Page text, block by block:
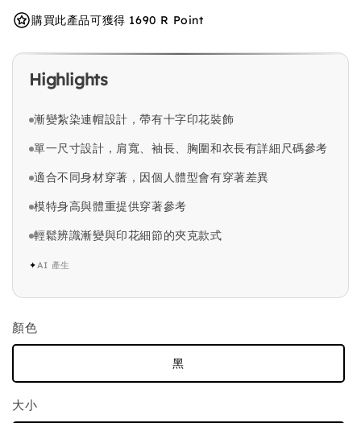
購買此產品可獲得 1690 R Point
Highlights
漸變紮染連帽設計，帶有十字印花裝飾
單一尺寸設計，肩寬、袖長、胸圍和衣長有詳細尺碼參考
適合不同身材穿著，因個人體型會有穿著差異
模特身高與體重提供穿著參考
輕鬆辨識漸變與印花細節的夾克款式
✦AI 產生
顏色
黑
大小